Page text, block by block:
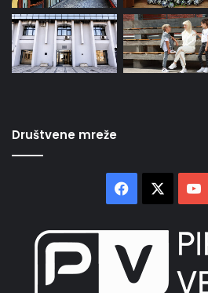
Društvene mreže
Facebook